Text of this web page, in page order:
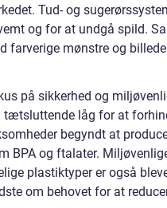
Tud- og
og for at undgå spild.
farverige mønstre og
på sikkerhed og
tætsluttende låg for at
begyndt at
BPA og ftalater.
plastiktyper er også
om behovet for at